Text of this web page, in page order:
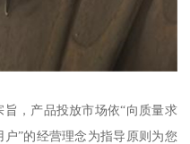
，产品投放市场依“向质量求
”的经营理念为指导原则为您